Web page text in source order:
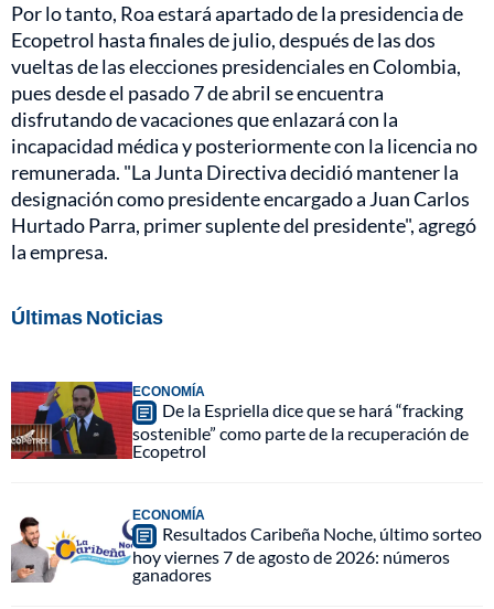
Por lo tanto, Roa estará apartado de la presidencia de
Ecopetrol hasta finales de julio, después de las dos
vueltas de las elecciones presidenciales en Colombia,
pues desde el pasado 7 de abril se encuentra
disfrutando de vacaciones que enlazará con la
incapacidad médica y posteriormente con la licencia no
remunerada. "La Junta Directiva decidió mantener la
designación como presidente encargado a Juan Carlos
Hurtado Parra, primer suplente del presidente", agregó
la empresa.
Últimas Noticias
ECONOMÍA
De la Espriella dice que se hará “fracking
sostenible” como parte de la recuperación de
Ecopetrol
ECONOMÍA
Resultados Caribeña Noche, último sorteo
hoy viernes 7 de agosto de 2026: números
ganadores